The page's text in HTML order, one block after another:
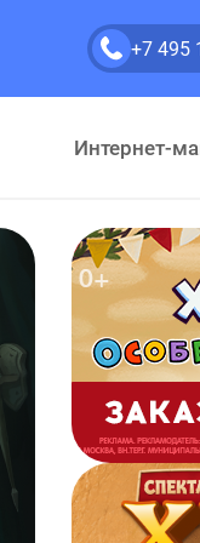
+7 495
Интернет-